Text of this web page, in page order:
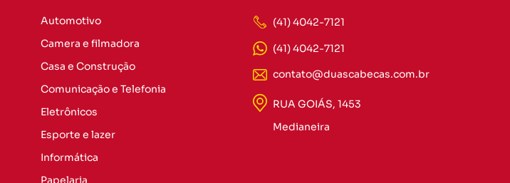
Automotivo
Camera e filmadora
Casa e Construção
Comunicação e Telefonia
Eletrônicos
Esporte e lazer
Informática
Papelaria
(41) 4042-7121
(41) 4042-7121
contato@duascabecas.com.br
RUA GOIÁS, 1453
Medianeira